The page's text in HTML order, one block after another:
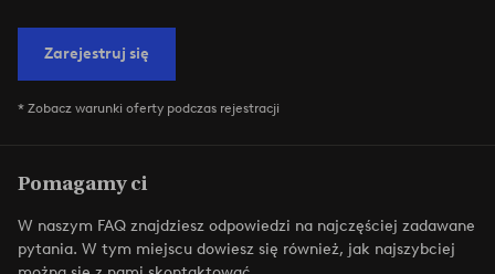
Zarejestruj się
* Zobacz warunki oferty podczas rejestracji
Pomagamy ci
W naszym FAQ znajdziesz odpowiedzi na najczęściej zadawane
pytania. W tym miejscu dowiesz się również, jak najszybciej